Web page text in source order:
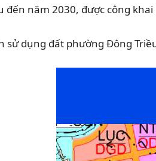
đến năm 2030, được công
sử dụng đất phường Đông